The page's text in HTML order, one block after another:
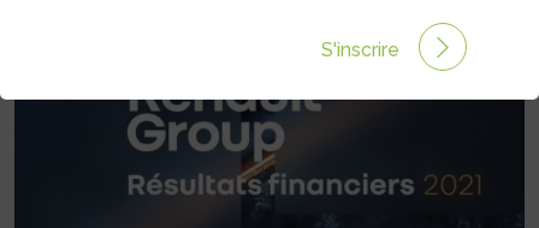
S'inscrire